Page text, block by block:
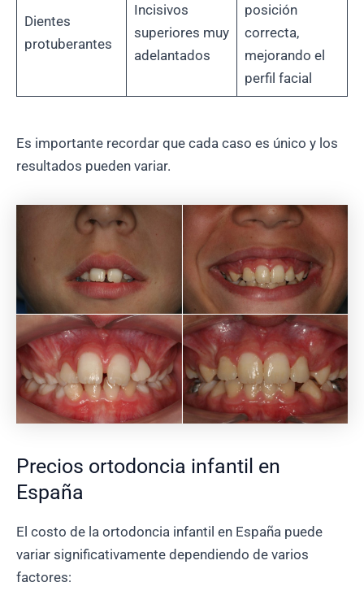
Dientes
protuberantes
Incisivos
superiores muy
adelantados
posición
correcta,
mejorando el
perfil facial
Es importante recordar que cada caso es único y los
resultados pueden variar.
Precios ortodoncia infantil en
España
El costo de la ortodoncia infantil en España puede
variar significativamente dependiendo de varios
factores: